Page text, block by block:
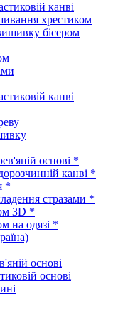
канві
хрестиком
бісером
канві
основі *
канві *
*
стразами *
3D *
на одязі *
основі
основі